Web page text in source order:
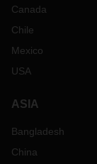
Canada
Chile
Mexico
USA
ASIA
Bangladesh
China